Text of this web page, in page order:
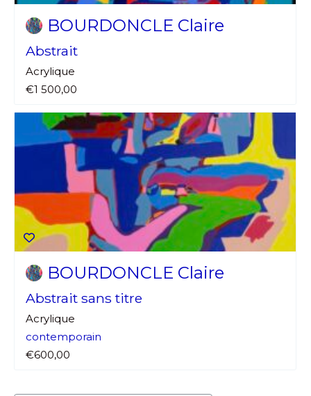
BOURDONCLE Claire
Abstrait
Acrylique
€1 500,00
BOURDONCLE Claire
Abstrait sans titre
Acrylique
contemporain
€600,00